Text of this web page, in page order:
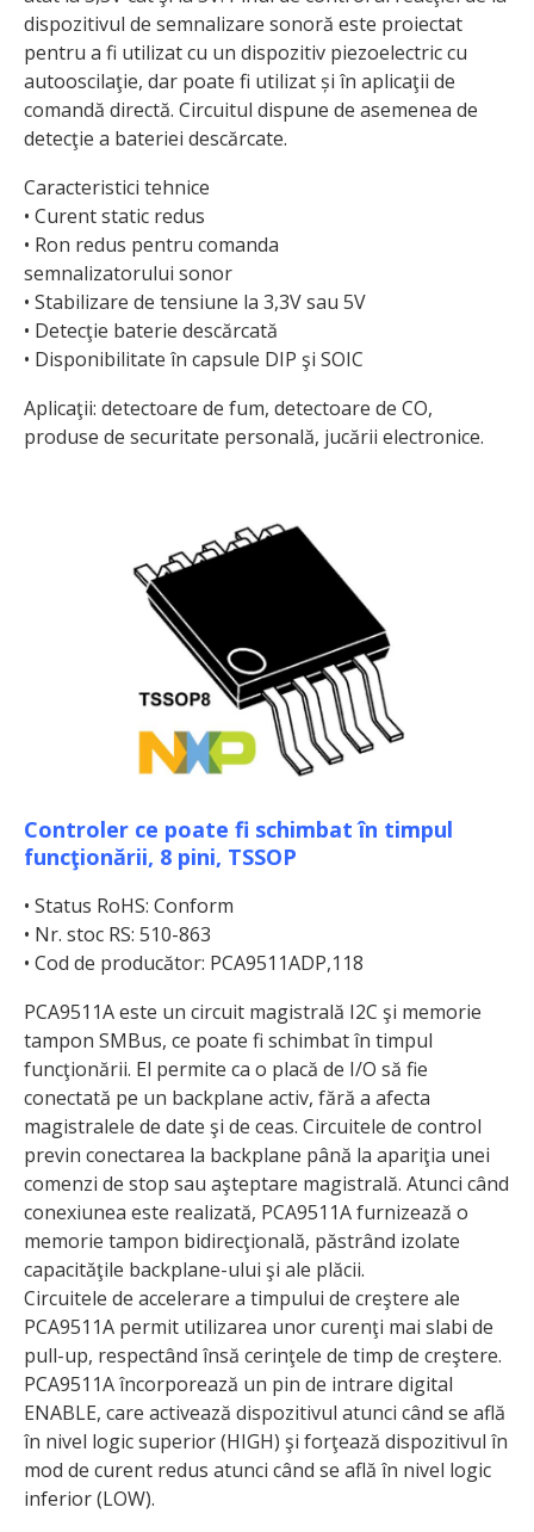
dispozitivul de semnalizare sonoră este proiectat
pentru a fi utilizat cu un dispozitiv piezoelectric cu
autooscilaţie, dar poate fi utilizat și în aplicaţii de
comandă directă. Circuitul dispune de asemenea de
detecţie a bateriei descărcate.
Caracteristici tehnice
• Curent static redus
• Ron redus pentru comanda
semnalizatorului sonor
• Stabilizare de tensiune la 3,3V sau 5V
• Detecţie baterie descărcată
• Disponibilitate în capsule DIP şi SOIC
Aplicaţii: detectoare de fum, detectoare de CO,
produse de securitate personală, jucării electronice.
Controler ce poate fi schimbat în timpul
funcţionării, 8 pini, TSSOP
• Status RoHS: Conform
• Nr. stoc RS: 510-863
• Cod de producător: PCA9511ADP,118
PCA9511A este un circuit magistrală I2C şi memorie
tampon SMBus, ce poate fi schimbat în timpul
funcţionării. El permite ca o placă de I/O să fie
conectată pe un backplane activ, fără a afecta
magistralele de date şi de ceas. Circuitele de control
previn conectarea la backplane până la apariţia unei
comenzi de stop sau aşteptare magistrală. Atunci când
conexi­unea este realizată, PCA9511A furnizează o
memorie tampon bidirecţională, păstrând izolate
capacităţile backplane-ului şi ale plăcii.
Circuitele de accelerare a timpului de creştere ale
PCA9511A permit utilizarea unor curenţi mai slabi de
pull-up, respectând însă cerinţele de timp de creştere.
PCA9511A încorporează un pin de intrare digital
ENABLE, care activează dispozitivul atunci când se află
în nivel logic superior (HIGH) şi forţează dispozitivul în
mod de curent redus atunci când se află în nivel logic
inferior (LOW).